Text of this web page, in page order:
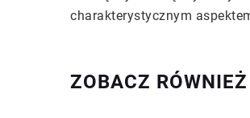
charakterystycznym
ZOBACZ RÓWNIEŻ